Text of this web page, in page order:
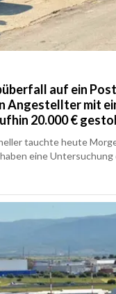
auf ein
Angestellter mit
20.000 €
tauchte heute
eine